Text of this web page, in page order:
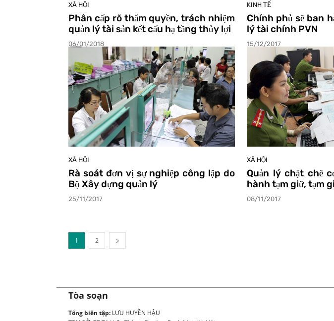
XÃ HỘI
Phân cấp rõ thẩm quyền, trách nhiệm
quản lý tài sản kết cấu hạ tầng thủy lợi
06/01/2018
KINH TẾ
Chính phủ sẽ ban
lý tài chính PVN
15/12/2017
XÃ HỘI
Rà soát đơn vị sự nghiệp công lập do
Bộ Xây dựng quản lý
25/11/2017
XÃ HỘI
Quản lý chặt chẽ
hành tạm giữ, tạm
08/11/2017
1 2
Tòa soạn
Tổng biên tập: LƯU HUYỀN HẬU